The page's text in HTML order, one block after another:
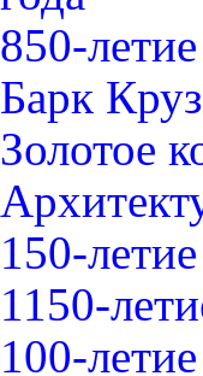
850-
Барк
Золотое
150-
1150-
100-